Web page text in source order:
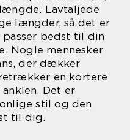
Lavtaljede
længder, så det er
bedst til din
Nogle mennesker
der dækker
en kortere
Det er
stil og den
til dig.